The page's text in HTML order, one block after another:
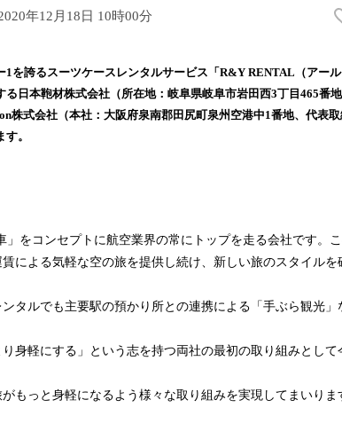
年12月18日 10時00分
1を誇るスーツケースレンタルサービス「R&Y RENTAL（アー
る日本鞄材株式会社（所在地：岐阜県岐阜市岩田西3丁目465番
株式会社（本社：大阪府泉南郡田尻町泉州空港中1番地、代表
。
」をコンセプトに航空業界の常にトップを走る会社です。
による気軽な空の旅を提供し続け、新しい旅のスタイル
タルでも主要駅の預かり所との連携による「手ぶら観光
り身軽にする」という志を持つ両社の最初の取り組みとし
もっと身軽になるよう様々な取り組みを実現してまいりま